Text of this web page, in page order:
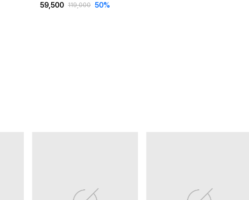
59,500 119,000 50%